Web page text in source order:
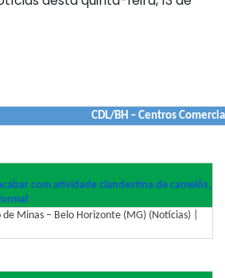
CDL/BH – Centros
com atividade clandestina de camelôs,
Minas – Belo Horizonte (MG) (Notícias) |